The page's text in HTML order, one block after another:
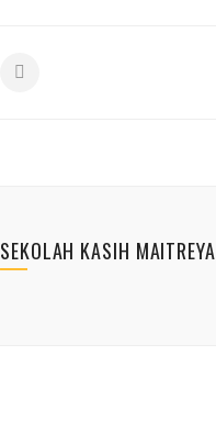
SEKOLAH KASIH MAITREYA